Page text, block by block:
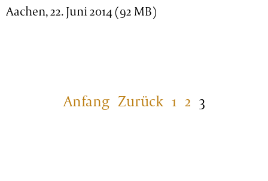
Aachen, 22. Juni 2014 (92 MB)
Anfang Zurück 1 2 3